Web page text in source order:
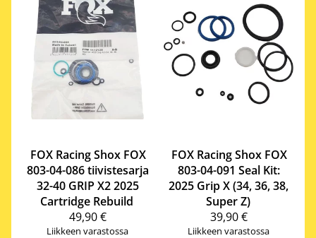
FOX Racing Shox FOX
803-04-086 tiivistesarja
32-40 GRIP X2 2025
Cartridge Rebuild
49,90 €
Liikkeen varastossa
FOX Racing Shox FOX
803-04-091 Seal Kit:
2025 Grip X (34, 36, 38,
Super Z)
39,90 €
Liikkeen varastossa